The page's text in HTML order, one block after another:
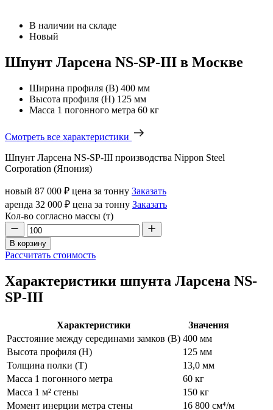
В наличии на складе
Новый
Шпунт Ларсена NS-SP-III в Москве
Ширина профиля (В) 400 мм
Высота профиля (Н) 125 мм
Масса 1 погонного метра 60 кг
Смотреть все характеристики
Шпунт Ларсена NS-SP-III производства Nippon Steel
Corporation (Япония)
новый 87 000 ₽ цена за тонну Заказать
аренда 32 000 ₽ цена за тонну Заказать
Кол-во согласно массы (т)
В корзину
Рассчитать стоимость
Характеристики шпунта Ларсена NS-
SP-III
Характеристики
Значения
Расстояние между серединами замков (В) 400 мм
Высота профиля (Н)
125 мм
Толщина полки (T)
13,0 мм
Масса 1 погонного метра
60 кг
Масса 1 м² стены
150 кг
Момент инерции метра стены
16 800 см⁴/м